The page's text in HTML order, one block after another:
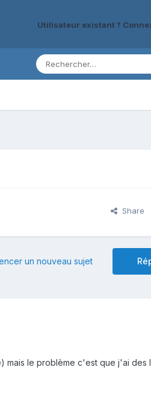
Utilisateur existant ?
Share
un nouveau sujet
le problème c'est que j'ai des